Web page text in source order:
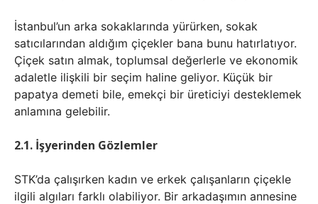
İstanbul’un arka sokaklarında yürürken, sokak
satıcılarından aldığım çiçekler bana bunu hatırlatıyor.
Çiçek satın almak, toplumsal değerlerle ve ekonomik
adaletle ilişkili bir seçim haline geliyor. Küçük bir
papatya demeti bile, emekçi bir üreticiyi desteklemek
anlamına gelebilir.
2.1. İşyerinden Gözlemler
STK’da çalışırken kadın ve erkek çalışanların çiçekle
ilgili algıları farklı olabiliyor. Bir arkadaşımın annesine